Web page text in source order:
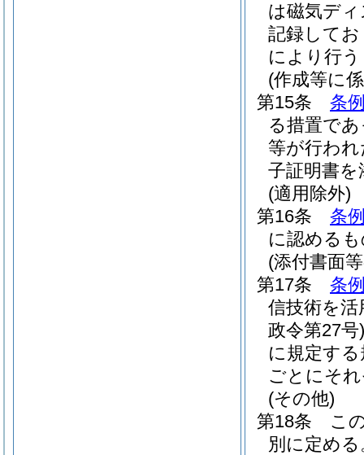
は磁気デ
記録して
により行
(作成等に
第15条
条
る措置で
等が行わ
子証明書
(適用除外)
第16条
条
に認める
(添付書面
第17条
条
信技術を
政令第27号)
に規定す
ごとにそ
(その他)
第18条
こ
別に定める